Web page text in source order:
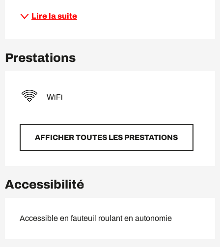
Lire la suite
Prestations
WiFi
AFFICHER TOUTES LES PRESTATIONS
Accessibilité
Accessible en fauteuil roulant en autonomie